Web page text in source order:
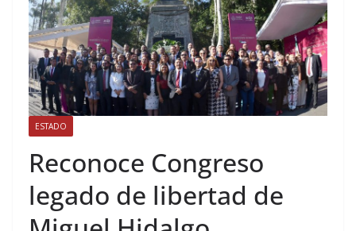
ESTADO
Reconoce Congreso
legado de libertad de